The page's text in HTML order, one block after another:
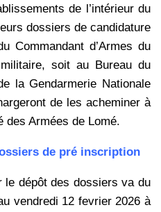
de l’intérieur du
dossiers de candidature
Commandant d’Armes du
soit au Bureau du
la Gendarmerie Nationale
de les acheminer à
des Armées de Lomé.
de pré inscription
le dépôt des dossiers va du
vendredi 12 fevrier 2026 à